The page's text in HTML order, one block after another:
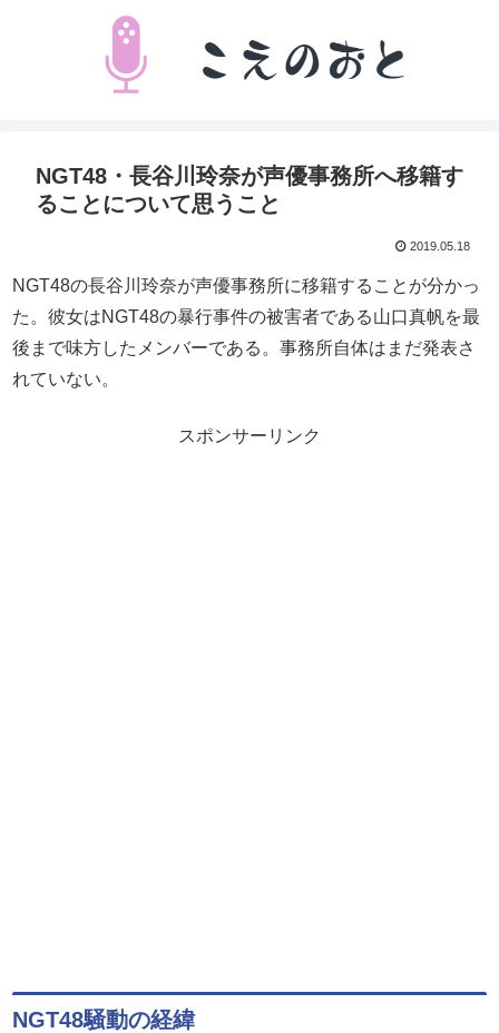
NGT48・長谷川玲奈が声優事務所へ移籍す
ることについて思うこと
2019.05.18
NGT48の長谷川玲奈が声優事務所に移籍することが分かっ
た。彼女はNGT48の暴行事件の被害者である山口真帆を最
後まで味方したメンバーである。事務所自体はまだ発表さ
れていない。
スポンサーリンク
NGT48騒動の経緯